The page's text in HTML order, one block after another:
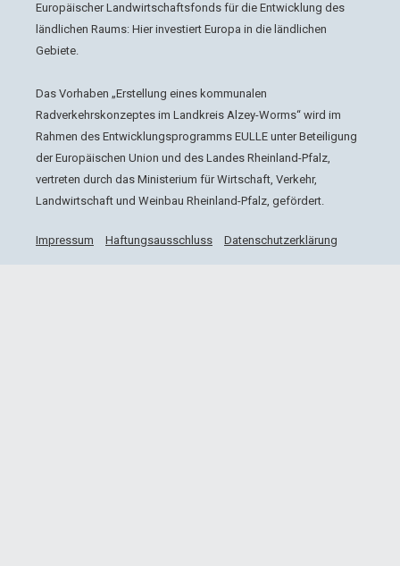
Europäischer Landwirtschaftsfonds für die Entwicklung des
ländlichen Raums: Hier investiert Europa in die ländlichen
Gebiete.
Das Vorhaben „Erstellung eines kommunalen
Radverkehrskonzeptes im Landkreis Alzey-Worms“ wird im
Rahmen des Entwicklungsprogramms EULLE unter Beteiligung
der Europäischen Union und des Landes Rheinland-Pfalz,
vertreten durch das Ministerium für Wirtschaft, Verkehr,
Landwirtschaft und Weinbau Rheinland-Pfalz, gefördert.
Impressum Haftungsausschluss Datenschutzerklärung